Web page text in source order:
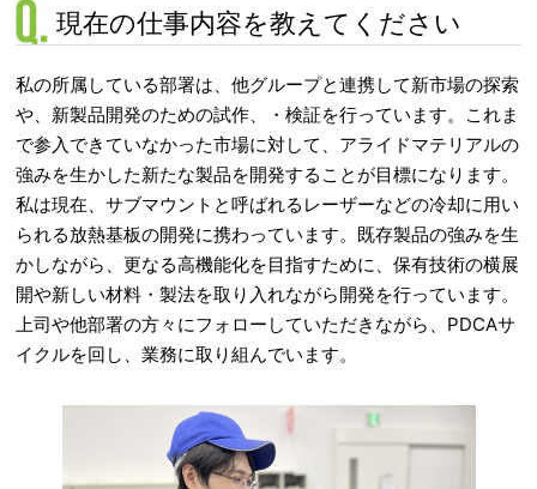
現在の仕事内容を教えてください
私の所属している部署は、他グループと連携して新市場の探索
や、新製品開発のための試作、・検証を行っています。これま
で参入できていなかった市場に対して、アライドマテリアルの
強みを生かした新たな製品を開発することが目標になります。
私は現在、サブマウントと呼ばれるレーザーなどの冷却に用い
られる放熱基板の開発に携わっています。既存製品の強みを生
かしながら、更なる高機能化を目指すために、保有技術の横展
開や新しい材料・製法を取り入れながら開発を行っています。
上司や他部署の方々にフォローしていただきながら、PDCAサ
イクルを回し、業務に取り組んでいます。